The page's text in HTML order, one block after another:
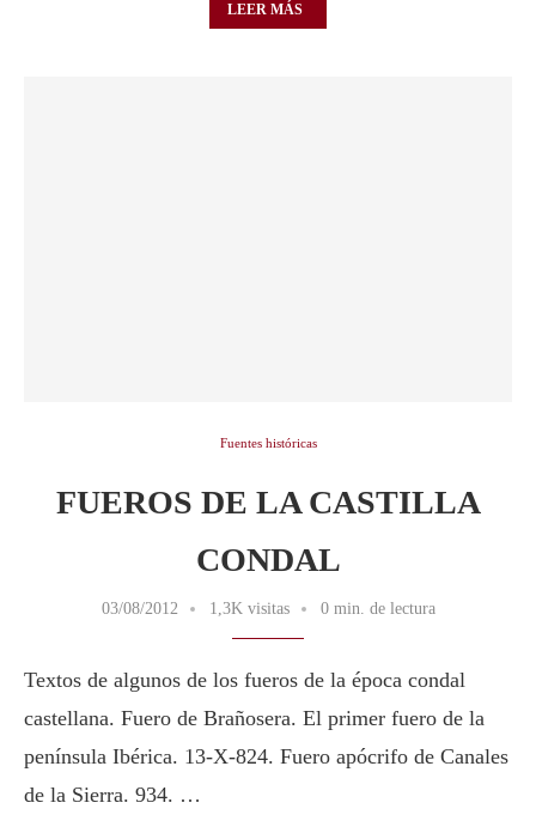
LEER MÁS
Fuentes históricas
FUEROS DE LA CASTILLA
CONDAL
03/08/2012 1,3K visitas 0 min. de lectura
Textos de algunos de los fueros de la época condal
castellana. Fuero de Brañosera. El primer fuero de la
península Ibérica. 13-X-824. Fuero apócrifo de Canales
de la Sierra. 934. …